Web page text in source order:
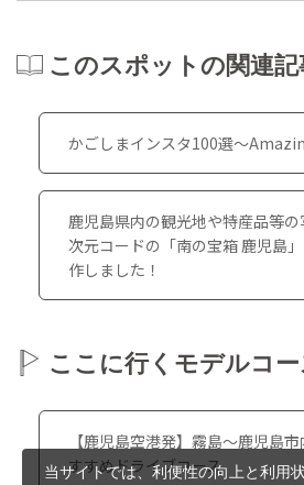
このスポットの関連記
かごしまインスタ100選～
鹿児島県内の観光地や特産品等
次元コードの「南の宝箱 鹿児島
作しました！
ここに行くモデルコー
【鹿児島空港発】霧島〜鹿児島
すすめドライブコース
当サイトでは、利便性の向上と利用